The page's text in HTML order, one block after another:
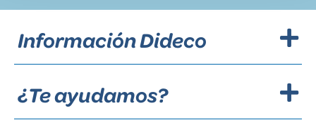
Información Dideco
¿Te ayudamos?